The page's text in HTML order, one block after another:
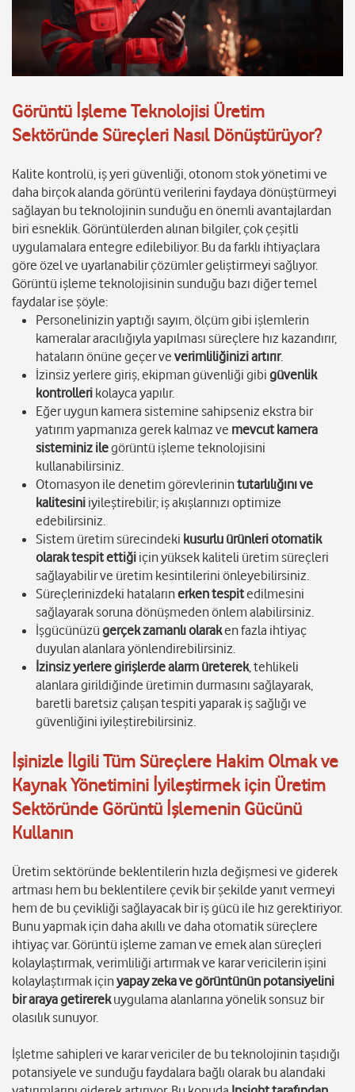
Görüntü İşleme Teknolojisi Üretim
Sektöründe Süreçleri Nasıl Dönüştürüyor?
Kalite kontrolü, iş yeri güvenliği, otonom stok yönetimi ve
daha birçok alanda görüntü verilerini faydaya dönüştürmeyi
sağlayan bu teknolojinin sunduğu en önemli avantajlardan
biri esneklik. Görüntülerden alınan bilgiler, çok çeşitli
uygulamalara entegre edilebiliyor. Bu da farklı ihtiyaçlara
göre özel ve uyarlanabilir çözümler geliştirmeyi sağlıyor.
Görüntü işleme teknolojisinin sunduğu bazı diğer temel
faydalar ise şöyle:
Personelinizin yaptığı sayım, ölçüm gibi işlemlerin
kameralar aracılığıyla yapılması süreçlere hız kazandırır,
hataların önüne geçer ve verimliliğinizi artırır.
İzinsiz yerlere giriş, ekipman güvenliği gibi güvenlik
kontrolleri kolayca yapılır.
Eğer uygun kamera sistemine sahipseniz ekstra bir
yatırım yapmanıza gerek kalmaz ve mevcut kamera
sisteminiz ilegörüntü işleme teknolojisini
kullanabilirsiniz.
Otomasyon ile denetim görevlerinintutarlılığını ve
kalitesini iyileştirebilir; iş akışlarınızı optimize
edebilirsiniz.
Sistem üretim sürecindeki kusurlu ürünleri otomatik
olarak tespit ettiği için yüksek kaliteli üretim süreçleri
sağlayabilir ve üretim kesintilerini önleyebilirsiniz.
Süreçlerinizdeki hatalarınerken tespitedilmesini
sağlayarak soruna dönüşmeden önlem alabilirsiniz.
İşgücünüzü gerçek zamanlı olaraken fazla ihtiyaç
duyulan alanlara yönlendirebilirsiniz.
İzinsiz yerlere girişlerde alarm üreterek, tehlikeli
alanlara girildiğinde üretimin durmasını sağlayarak,
baretli baretsiz çalışan tespiti yaparak iş sağlığı ve
güvenliğini iyileştirebilirsiniz.
İşinizle İlgili Tüm Süreçlere Hakim Olmak ve
Kaynak Yönetimini İyileştirmek için Üretim
Sektöründe Görüntü İşlemenin Gücünü
Kullanın
Üretim sektöründe beklentilerin hızla değişmesi ve giderek
artması hem bu beklentilere çevik bir şekilde yanıt vermeyi
hem de bu çevikliği sağlayacak bir iş gücü ile hız gerektiriyor.
Bunu yapmak için daha akıllı ve daha otomatik süreçlere
ihtiyaç var. Görüntü işleme zaman ve emek alan süreçleri
kolaylaştırmak, verimliliği artırmak ve karar vericilerin işini
kolaylaştırmak içinyapay zeka ve görüntünün potansiyelini
bir araya getirerekuygulama alanlarına yönelik sonsuz bir
olasılık sunuyor.
İşletme sahipleri ve karar vericiler de bu teknolojinin taşıdığı
potansiyele ve sunduğu faydalara bağlı olarak bu alandaki